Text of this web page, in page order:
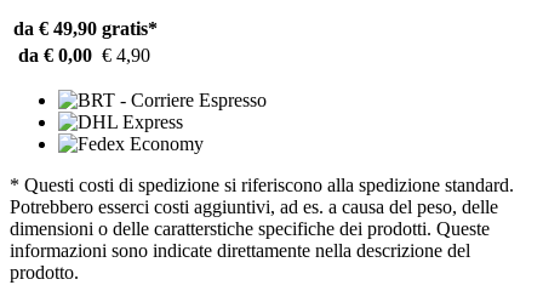
da € 49,90 gratis*
da € 0,00 € 4,90
* Questi costi di spedizione si riferiscono alla spedizione standard.
Potrebbero esserci costi aggiuntivi, ad es. a causa del peso, delle
dimensioni o delle caratterstiche specifiche dei prodotti. Queste
informazioni sono indicate direttamente nella descrizione del
prodotto.